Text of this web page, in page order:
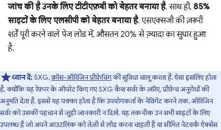
जांच की है उनके लिए टीटीएफ़बी को बेहतर बनाया है. साथ ही, 85%
साइटों के लिए एलसीपी को बेहतर बनाया है. एसएक्सजी की ज़रूरी
शर्तें पूरी करने वाले पेज लोड में, औसतन 20% से ज़्यादा का सुधार हुआ
है.
ध्यान दें:SXG,क्रॉस-ऑरिजिन प्रीफ़ेचिंगकी सुविधा चालू करता है. ऐसा इसलिए होता
है, क्योंकि यह रेफ़रर के ऑपरेट किए गए SXG कैश सर्वर के ज़रिए, प्रीफ़ेच अनुरोधों की
अनुमति देता है. इससे यह पक्का होता है कि उपयोगकर्ता के नेविगेट करने तक, ऑरिजिन
सर्वर को उसकी पहचान से जुड़ी जानकारी न दिखे. यह तकनीक उन सभी साइटों के लिए
उपलब्ध है जो अपने आउटलिंक को तेज़ी से लोड करना चाहती हैं या सीमित नेटवर्क ऐक्सेस